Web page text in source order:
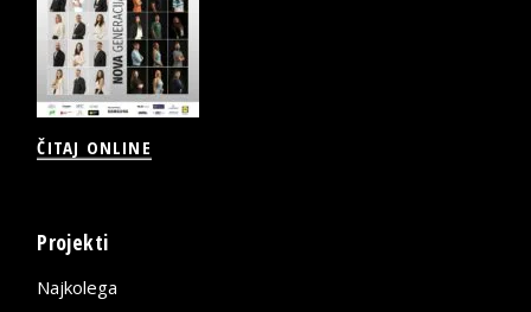
ČITAJ ONLINE
Projekti
Najkolega